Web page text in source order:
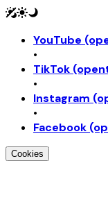
YouTube
•
TikTok
•
Instagram
•
Facebook
Cookies